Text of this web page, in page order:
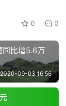
0 0
同比增5.6万
2020-09-03 16:56